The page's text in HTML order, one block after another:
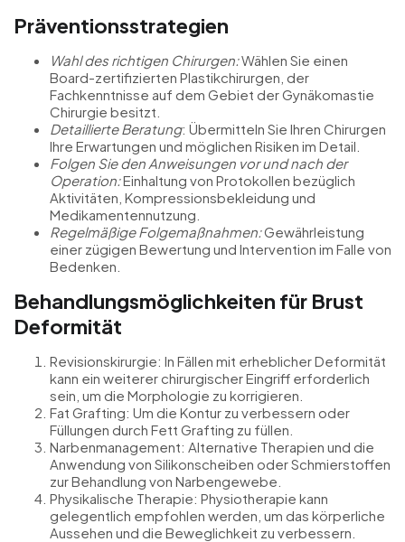
Präventionsstrategien
Wahl des richtigen Chirurgen:Wählen Sie einen
Board-zertifizierten Plastikchirurgen, der
Fachkenntnisse auf dem Gebiet der Gynäkomastie
Chirurgie besitzt.
Detaillierte Beratung: Übermitteln Sie Ihren Chirurgen
Ihre Erwartungen und möglichen Risiken im Detail.
Folgen Sie den Anweisungen vor und nach der
Operation:Einhaltung von Protokollen bezüglich
Aktivitäten, Kompressionsbekleidung und
Medikamentennutzung.
Regelmäßige Folgemaßnahmen:Gewährleistung
einer zügigen Bewertung und Intervention im Falle von
Bedenken.
Behandlungsmöglichkeiten für Brust
Deformität
Revisionskirurgie: In Fällen mit erheblicher Deformität
kann ein weiterer chirurgischer Eingriff erforderlich
sein, um die Morphologie zu korrigieren.
Fat Grafting: Um die Kontur zu verbessern oder
Füllungen durch Fett Grafting zu füllen.
Narbenmanagement: Alternative Therapien und die
Anwendung von Silikonscheiben oder Schmierstoffen
zur Behandlung von Narbengewebe.
Physikalische Therapie: Physiotherapie kann
gelegentlich empfohlen werden, um das körperliche
Aussehen und die Beweglichkeit zu verbessern.